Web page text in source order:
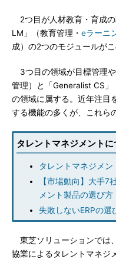
2つ目が人材教育・育成
LM」（教育管理・ eラーニ
成）の2つのモジュールが
3つ目の領域が目標管理
管理）と「Generalist CS」
の領域に属する。近年注目
する機能の多くが、これら
タレントマネジメント
タレントマネジメ
【市場動向】大手7
メント製品の選び方
失敗しないERPの
東芝ソリューションでは
協業によるタレントマネジ